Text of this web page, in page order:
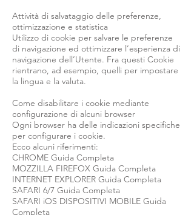
Attività di salvataggio delle preferenze,
ottimizzazione e statistica
Utilizzo di cookie per salvare le preferenze
di navigazione ed ottimizzare l’esperienza di
navigazione dell’Utente. Fra questi Cookie
rientrano, ad esempio, quelli per impostare
la lingua e la valuta.
Come disabilitare i cookie mediante
configurazione di alcuni browser
Ogni browser ha delle indicazioni specifiche
per configurare i cookie.
Ecco alcuni riferimenti:
CHROME Guida Completa
MOZZILLA FIREFOX Guida Completa
INTERNET EXPLORER Guida Completa
SAFARI 6/7 Guida Completa
SAFARI iOS DISPOSITIVI MOBILE Guida
Completa